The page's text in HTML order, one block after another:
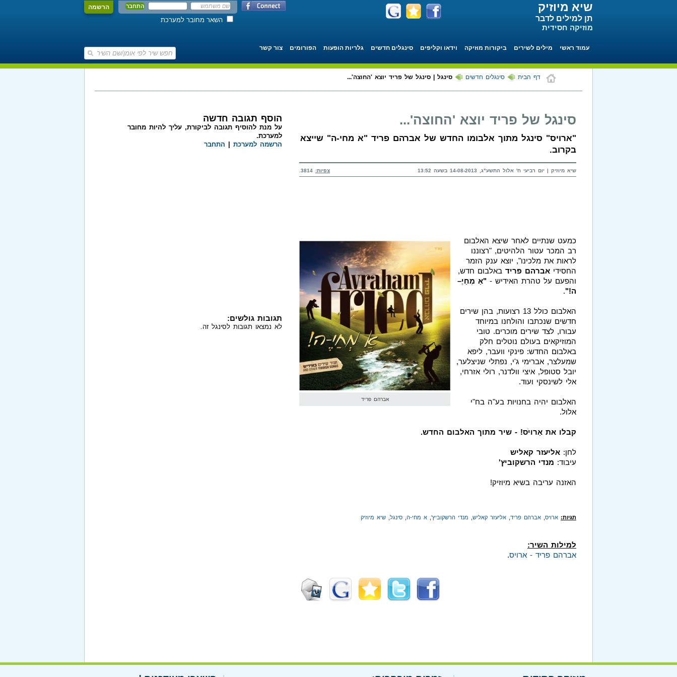
הרשמה
השאר מחובר למערכת
שיא מיוזיק
תן למילים לדבר
מוזיקה חסידית
עמוד ראשי מילים לשירים ביקורות מוזיקה וידאו וקליפים סינגלים חדשים גלריות הופעות הפורומים צור קשר
דף הבית סינגלים חדשים סינגל | סינגל של פריד יוצא 'החוצה'...
סינגל של פריד יוצא 'החוצה'...
"ארויס" סינגל מתוך אלבומו החדש של אברהם פריד "א מחי-ה" שייצא
בקרוב.
שיא מיוזיק | יום רביעי ח' אלול התשע"ג, 14-08-2013 בשעה 13:52 צפיות:
אברהם פריד
כמעט שנתיים לאחר שיצא האלבום
רב המכר עטור הלהיטים, "רצוננו
לראות את מלכינו", יוצא ענק הזמר
החסידי אברהם פריד באלבום חדש,
והפעם על טהרת האידיש - "אַ מְחַיֶ–
ה!".
האלבום כולל 13 רצועות, בהן שירים
חדשים שנכתבו והולחנו במיוחד
עבורו, לצד שירים מוכרים. טובי
המוזיקאים בעולם נוטלים חלק
באלבום החדש: פינקי וועבר, ליפא
שמעלצר, אברימי ג'י, נפתלי שניצלער,
יובל סטופל, איצי וולדנר, רולי אזרחי,
אלי לשינסקי ועוד.
האלבום יהיה בחנויות בע"ה בח"י
אלול.
קבלו את אַרויֹס! - שיר מתוך האלבום החדש.
לחן: אליעזר קאליש
עיבוד: מנדי הרשקוביץ'
האזנה עריבה בשיא מיוזיק!
תגיות: ארויס אברהם פריד אליעזר קאליש מנדי הרשקוביץ' א מחי-ה סינגל שיא מיוזיק
למילות השיר:
אברהם פריד - ארויס.
הוסף תגובה חדשה
על מנת להוסיף תגובה לביקורת, עליך להיות מחובר
למערכת.
הרשמה למערכת
התחבר
תגובות גולשים:
לא נמצאו תגובות לסינגל זה.